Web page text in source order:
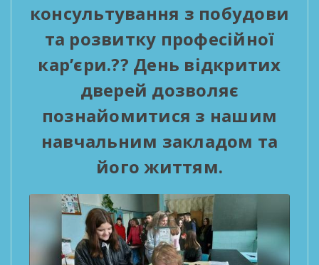
консультування з побудови
та розвитку професійної
кар’єри.?? День відкритих
дверей дозволяє
познайомитися з нашим
навчальним закладом та
його життям.